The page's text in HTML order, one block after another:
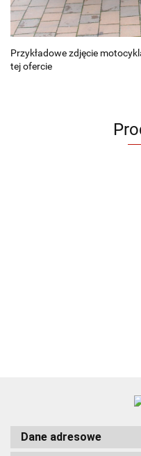
Przykładowe zdjęcie
tej ofercie
Dane adresowe